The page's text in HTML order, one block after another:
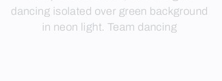
dancing isolated over green background
in neon light. Team dancing